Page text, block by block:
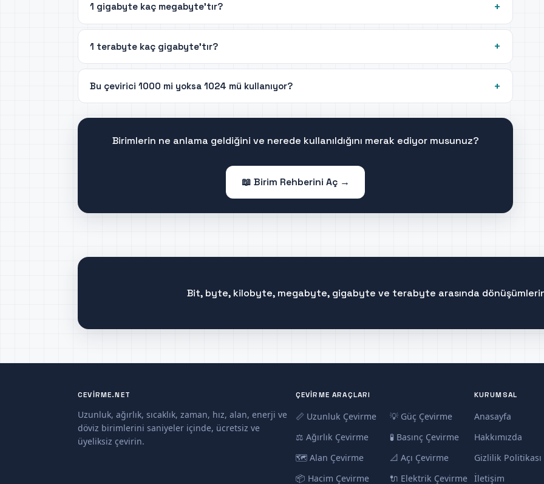
1 gigabyte kaç megabyte'tır?
1 terabyte kaç gigabyte'tır?
Bu çevirici 1000 mi yoksa 1024 mü kullanıyor?
Birimlerin ne anlama geldiğini ve nerede kullanıldığını merak ediyor musunuz?
📖 Birim Rehberini Aç →
Bit, byte, kilobyte, megabyte, gigabyte ve terabyte arasında
CEVIRME.NET
Uzunluk, ağırlık, sıcaklık, zaman, hız, alan, enerji ve
döviz birimlerini saniyeler içinde, ücretsiz ve
üyeliksiz çevirin.
ÇEVIRME ARAÇLARI
📏 Uzunluk Çevirme
⚖️ Ağırlık Çevirme
🗺️ Alan Çevirme
📦 Hacim Çevirme
💡 Güç Çevirme
🧪 Basınç Çevirme
📐 Açı Çevirme
🔌 Elektrik Çevirme
KURUMSAL
Anasayfa
Hakkımızda
Gizlilik Politikası
İletişim